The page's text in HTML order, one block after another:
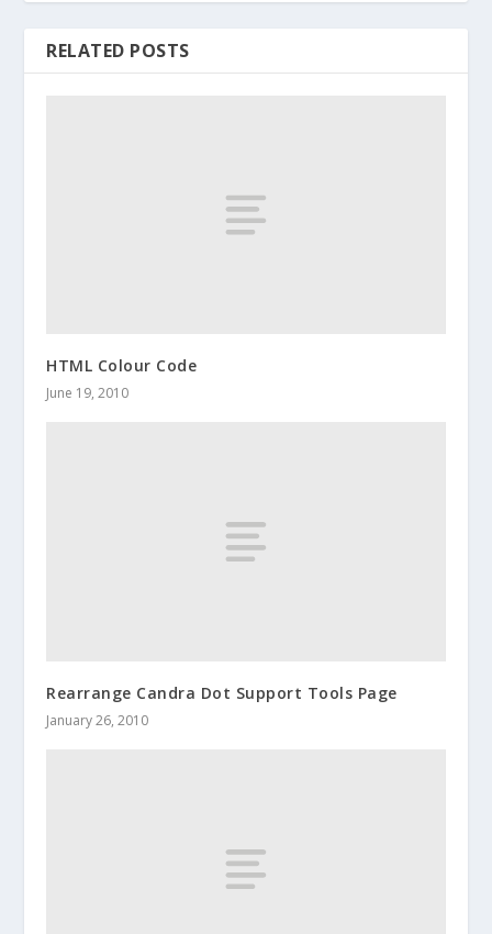
RELATED POSTS
HTML Colour Code
June 19, 2010
Rearrange Candra Dot Support Tools Page
January 26, 2010